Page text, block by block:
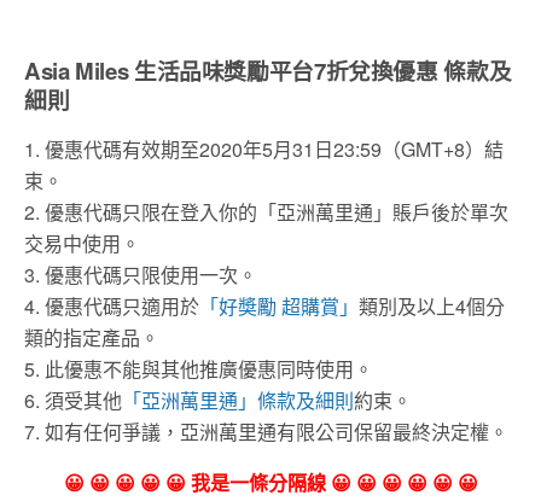
Asia Miles 生活品味獎勵平台7折兌換優惠 條款及
細則
1. 優惠代碼有效期至2020年5月31日23:59（GMT+8）結
束。
2. 優惠代碼只限在登入你的「亞洲萬里通」賬戶後於單次
交易中使用。
3. 優惠代碼只限使用一次。
4. 優惠代碼只適用於 「好奬勵 超購賞」 類別及以上4個分
類的指定產品。
5. 此優惠不能與其他推廣優惠同時使用。
6. 須受其他 「亞洲萬里通」條款及細則約束。
7. 如有任何爭議，亞洲萬里通有限公司保留最終決定權。
😀 😀 😀 😀 😀 我是一條分隔線 😀 😀 😀 😀 😀 😀